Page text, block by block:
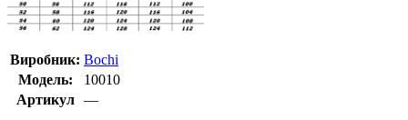
Виробник: Bochi
Модель:
10010
Артикул
—